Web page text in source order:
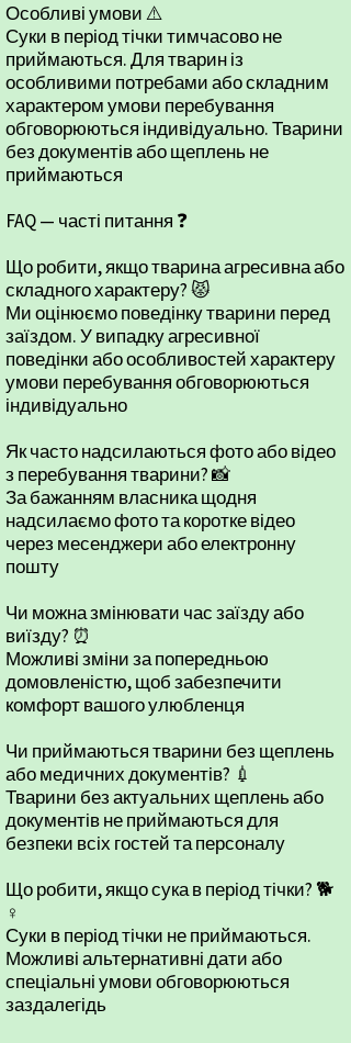
Особливі умови ⚠️
Суки в період тічки тимчасово не
приймаються. Для тварин із
особливими потребами або складним
характером умови перебування
обговорюються індивідуально. Тварини
без документів або щеплень не
приймаються
FAQ — часті питання ❓
Що робити, якщо тварина агресивна або
складного характеру? 😾
Ми оцінюємо поведінку тварини перед
заїздом. У випадку агресивної
поведінки або особливостей характеру
умови перебування обговорюються
індивідуально
Як часто надсилаються фото або відео
з перебування тварини? 📸
За бажанням власника щодня
надсилаємо фото та коротке відео
через месенджери або електронну
пошту
Чи можна змінювати час заїзду або
виїзду? ⏰
Можливі зміни за попередньою
домовленістю, щоб забезпечити
комфорт вашого улюбленця
Чи приймаються тварини без щеплень
або медичних документів? 💉
Тварини без актуальних щеплень або
документів не приймаються для
безпеки всіх гостей та персоналу
Що робити, якщо сука в період тічки? 🐕
♀️
Суки в період тічки не приймаються.
Можливі альтернативні дати або
спеціальні умови обговорюються
заздалегідь